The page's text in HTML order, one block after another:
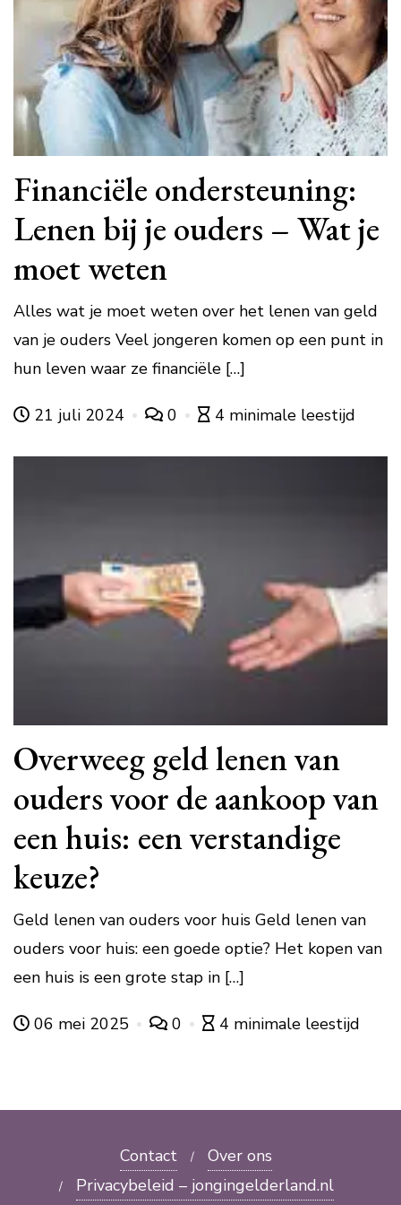
Financiële ondersteuning:
Lenen bij je ouders – Wat je
moet weten
Alles wat je moet weten over het lenen van geld
van je ouders Veel jongeren komen op een punt in
hun leven waar ze financiële […]
21 juli 2024 0 4 minimale leestijd
Overweeg geld lenen van
ouders voor de aankoop van
een huis: een verstandige
keuze?
Geld lenen van ouders voor huis Geld lenen van
ouders voor huis: een goede optie? Het kopen van
een huis is een grote stap in […]
06 mei 2025 0 4 minimale leestijd
Contact
Over ons
Privacybeleid – jongingelderland.nl